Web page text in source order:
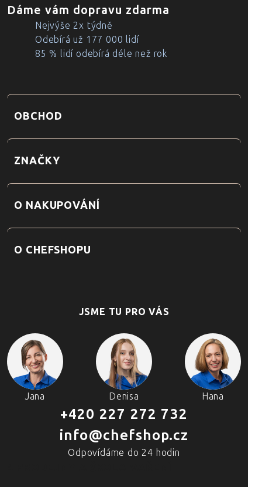
Dáme vám dopravu zdarma
Nejvýše 2x týdně
Odebírá už 177 000 lidí
85 % lidí odebírá déle než rok
OBCHOD
ZNAČKY
O NAKUPOVÁNÍ
O CHEFSHOPU
JSME TU PRO VÁS
Jana Denisa Hana
+420 227 272 732
info@chefshop.cz
Odpovídáme do 24 hodin